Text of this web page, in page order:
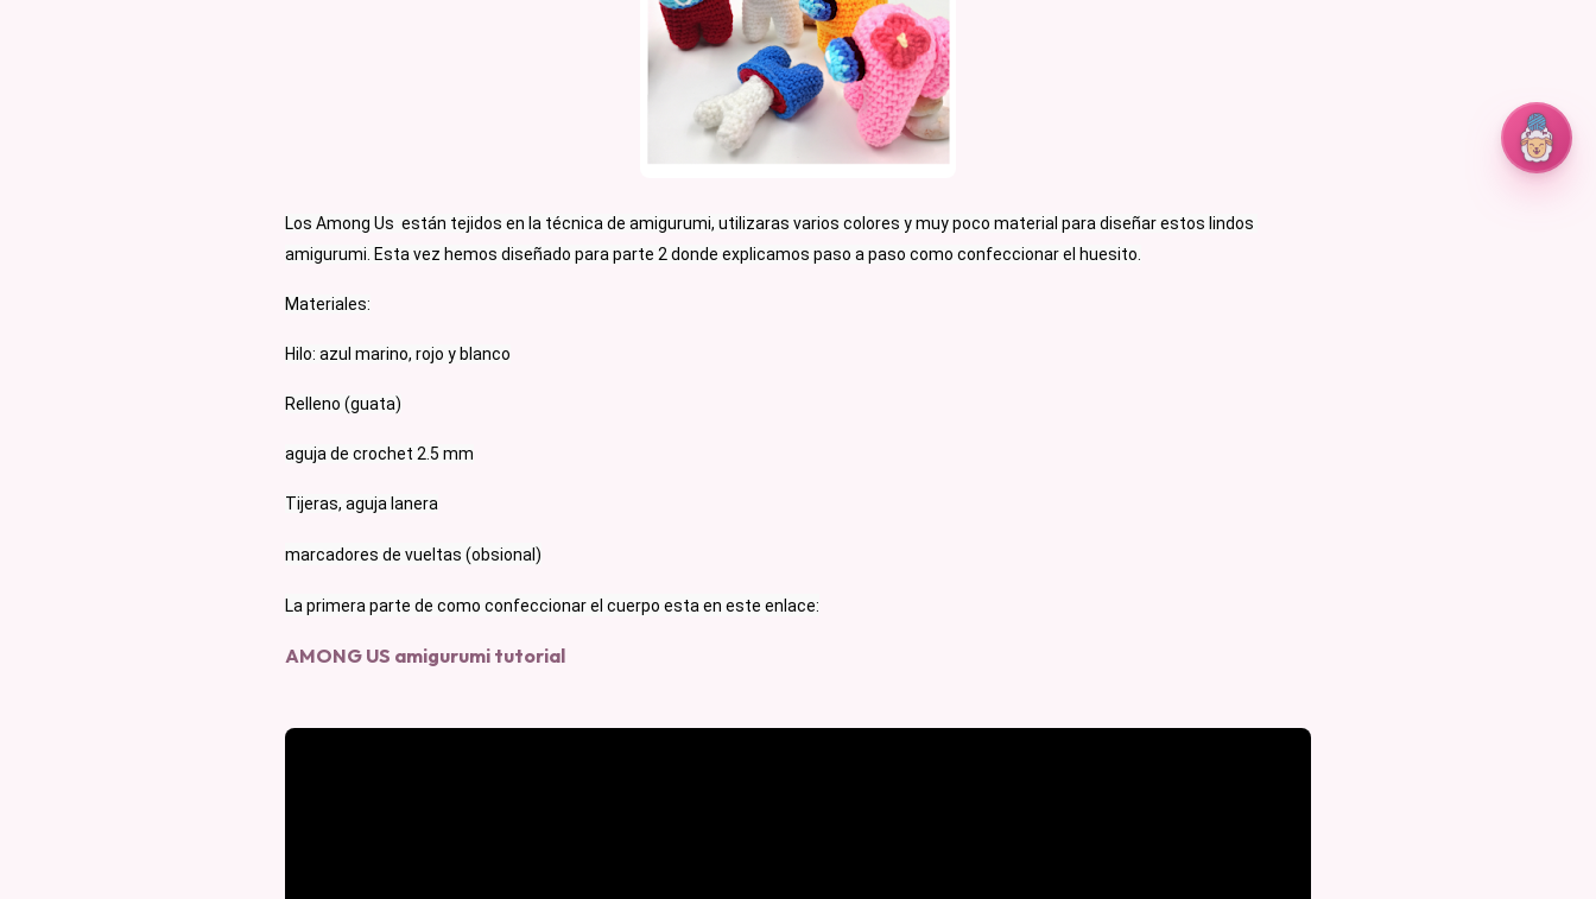
Los Among Us  están tejidos en la técnica de amigurumi, utilizaras varios colores y muy poco material para diseñar estos lindos
amigurumi. Esta vez hemos diseñado para parte 2 donde explicamos paso a paso como confeccionar el huesito.
Materiales:
Hilo: azul marino, rojo y blanco
Relleno (guata)
aguja de crochet 2.5 mm
Tijeras, aguja lanera
marcadores de vueltas (obsional)
La primera parte de como confeccionar el cuerpo esta en este enlace:
AMONG US amigurumi tutorial